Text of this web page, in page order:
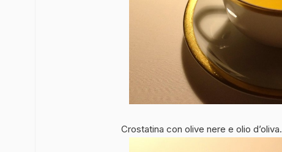
Crostatina con olive nere e olio d’oliva.